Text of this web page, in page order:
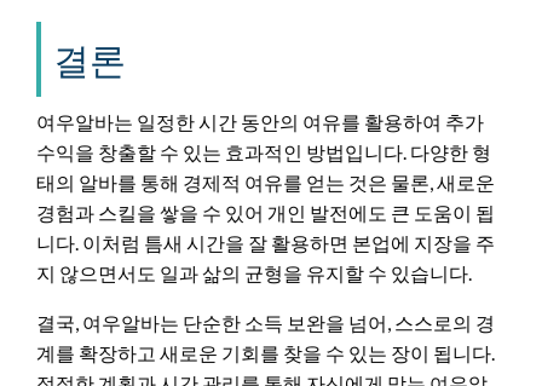
결론
여우알바는 일정한 시간 동안의 여유를 활용하여 추가
수익을 창출할 수 있는 효과적인 방법입니다. 다양한 형
태의 알바를 통해 경제적 여유를 얻는 것은 물론, 새로운
경험과 스킬을 쌓을 수 있어 개인 발전에도 큰 도움이 됩
니다. 이처럼 틈새 시간을 잘 활용하면 본업에 지장을 주
지 않으면서도 일과 삶의 균형을 유지할 수 있습니다.
결국, 여우알바는 단순한 소득 보완을 넘어, 스스로의 경
계를 확장하고 새로운 기회를 찾을 수 있는 장이 됩니다.